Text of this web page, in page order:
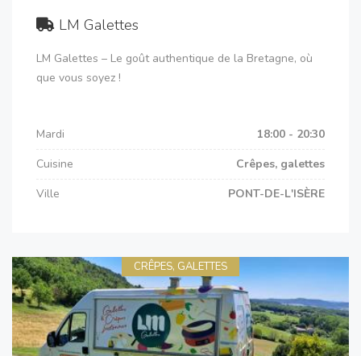
LM Galettes
LM Galettes – Le goût authentique de la Bretagne, où
que vous soyez !
Mardi
18:00 - 20:30
Cuisine
Crêpes, galettes
Ville
PONT-DE-L'ISÈRE
CRÊPES, GALETTES